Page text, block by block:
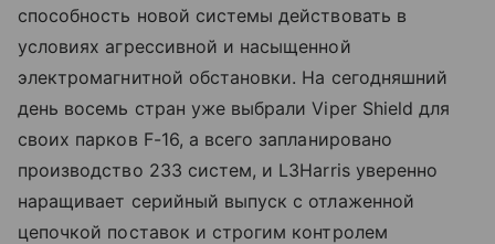
способность новой системы действовать в
условиях агрессивной и насыщенной
электромагнитной обстановки. На сегодняшний
день восемь стран уже выбрали Viper Shield для
своих парков F-16, а всего запланировано
производство 233 систем, и L3Harris уверенно
наращивает серийный выпуск с отлаженной
цепочкой поставок и строгим контролем